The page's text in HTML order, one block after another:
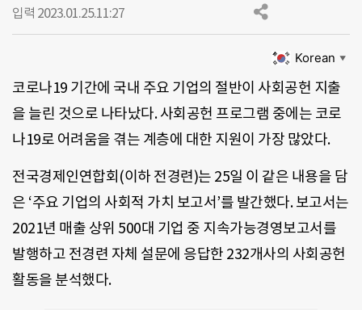
입력 2023.01.25.11:27
Korean ▼
코로나19 기간에 국내 주요 기업의 절반이 사회공헌 지출
을 늘린 것으로 나타났다. 사회공헌 프로그램 중에는 코로
나19로 어려움을 겪는 계층에 대한 지원이 가장 많았다.
전국경제인연합회(이하 전경련)는 25일 이 같은 내용을 담
은 ‘주요 기업의 사회적 가치 보고서’를 발간했다. 보고서는
2021년 매출 상위 500대 기업 중 지속가능경영보고서를
발행하고 전경련 자체 설문에 응답한 232개사의 사회공헌
활동을 분석했다.